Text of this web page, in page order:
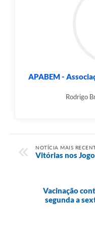
APABEM -
Rodrigo
NOTÍCIA MAIS
Vitórias nos
Vacinação
segunda a